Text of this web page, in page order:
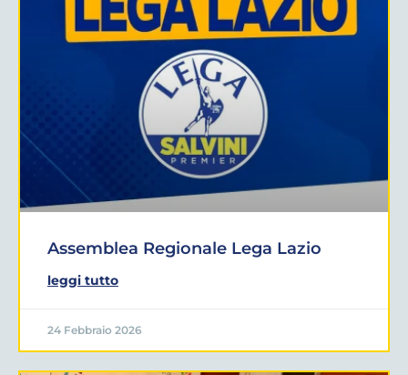
Assemblea Regionale Lega Lazio
leggi tutto
24 Febbraio 2026